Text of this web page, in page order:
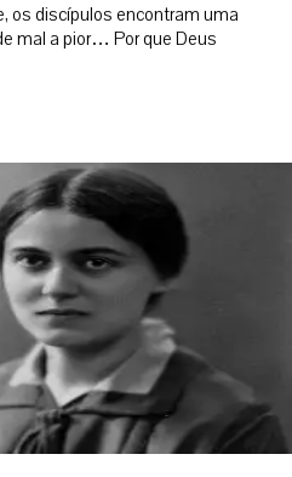
os discípulos encontram uma
mal a pior… Por que Deus